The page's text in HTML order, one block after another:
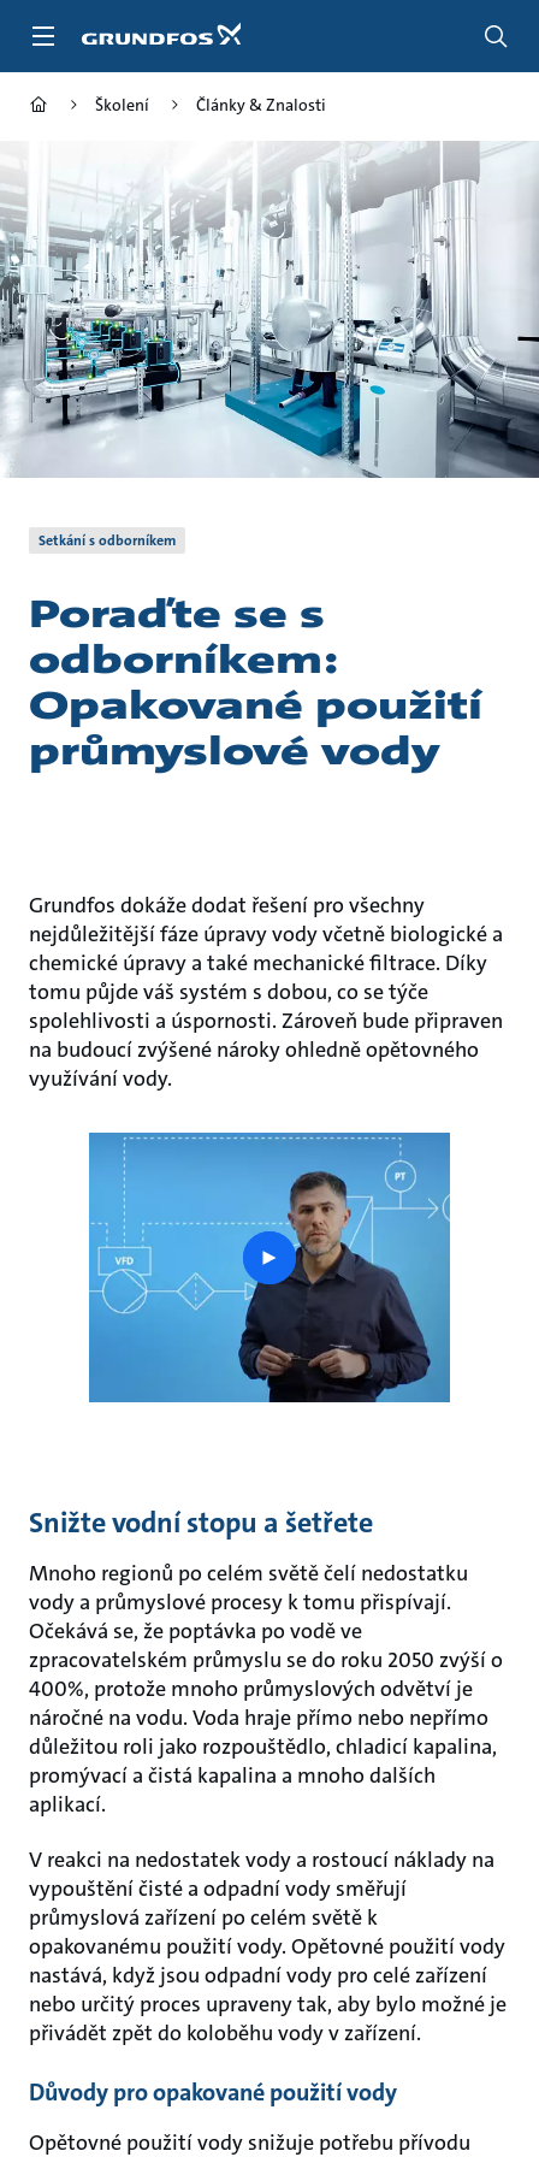
Školení Články & Znalosti
Setkání s odborníkem
Poraďte se s
odborníkem:
Opakované použití
průmyslové vody
Grundfos dokáže dodat řešení pro všechny
nejdůležitější fáze úpravy vody včetně biologické a
chemické úpravy a také mechanické filtrace. Díky
tomu půjde váš systém s dobou, co se týče
spolehlivosti a úspornosti. Zároveň bude připraven
na budoucí zvýšené nároky ohledně opětovného
využívání vody.
play
button
Snižte vodní stopu a šetřete
Mnoho regionů po celém světě čelí nedostatku
vody a průmyslové procesy k tomu přispívají.
Očekává se, že poptávka po vodě ve
zpracovatelském průmyslu se do roku 2050 zvýší o
400%, protože mnoho průmyslových odvětví je
náročné na vodu. Voda hraje přímo nebo nepřímo
důležitou roli jako rozpouštědlo, chladicí kapalina,
promývací a čistá kapalina a mnoho dalších
aplikací.
V reakci na nedostatek vody a rostoucí náklady na
vypouštění čisté a odpadní vody směřují
průmyslová zařízení po celém světě k
opakovanému použití vody. Opětovné použití vody
nastává, když jsou odpadní vody pro celé zařízení
nebo určitý proces upraveny tak, aby bylo možné je
přivádět zpět do koloběhu vody v zařízení.
Důvody pro opakované použití vody
Opětovné použití vody snižuje potřebu přívodu